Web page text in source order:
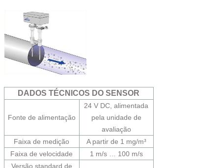
DADOS TÉCNICOS DO SENSOR
Fonte de alimentação
24 V DC, alimentada
pela unidade de
avaliação
Faixa de medição
A partir de 1 mg/m³
Faixa de velocidade
1 m/s … 100 m/s
Versão standard de